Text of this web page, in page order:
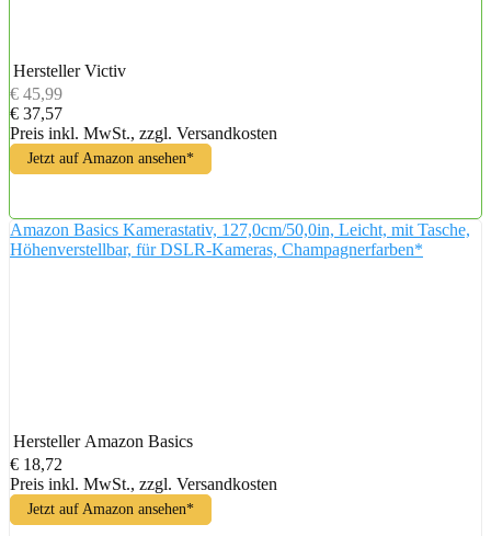
Hersteller Victiv
€ 45,99
€ 37,57
Preis inkl. MwSt., zzgl. Versandkosten
Jetzt auf Amazon ansehen*
Amazon Basics Kamerastativ, 127,0cm/50,0in, Leicht, mit Tasche,
Höhenverstellbar, für DSLR-Kameras, Champagnerfarben*
Hersteller Amazon Basics
€ 18,72
Preis inkl. MwSt., zzgl. Versandkosten
Jetzt auf Amazon ansehen*